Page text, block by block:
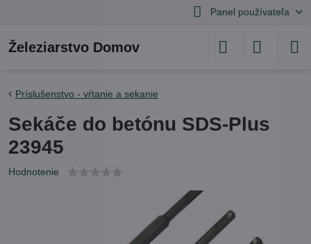
Panel používateľa
Železiarstvo Domov
Príslušenstvo - vŕtanie a sekanie
Sekáče do betónu SDS-Plus
23945
Hodnotenie